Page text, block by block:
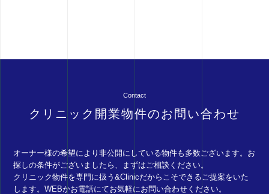
Contact
クリニック開業物件のお問い合わせ
オーナー様の希望により非公開にしている物件も多数ございます。お
探しの条件がございましたら、まずはご相談ください。
クリニック物件を専門に扱う&Clinicだからこそできるご提案をいた
します。WEBかお電話にてお気軽にお問い合わせください。